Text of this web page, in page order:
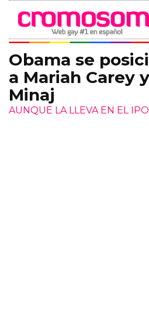
Obama se
a Mariah Carey
Minaj
AUNQUE LA LLEVA EN EL